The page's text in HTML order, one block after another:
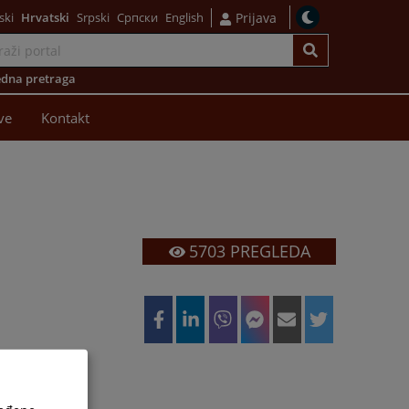
Hrvatski Srpski Српски English Prijava
pretraga
Kontakt
5703PREGLEDA